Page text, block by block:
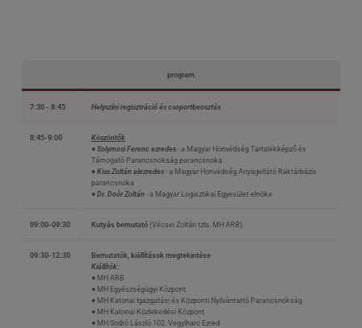
program
7:30 - 8:45 Helyszíni regisztráció és csoportbeosztás
8:45-9:00
Köszöntők
● Solymosi Ferenc ezredes - a Magyar Honvédség Tartalékképző és
Támogató Parancsnokság parancsnoka
● Kiss Zoltán alezredes - a Magyar Honvédség Anyagellátó Raktárbázis
parancsnoka
● Dr. Doór Zoltán - a Magyar Logisztikai Egyesület elnöke
09:00-09:30 Kutyás bemutató (Vécsei Zoltán tzls. MH ARB)
09:30-12:30
Bemutatók, kiállítások megtekintése
Kiállítók:
● MH ARB
● MH Egyészségügyi Központ
● MH Katonai Igazgatási és Központi Nyilvántartó Parancsnokság
● MH Katonai Közlekedési Központ
● MH Sodró László 102. Vegyiharc Ezred